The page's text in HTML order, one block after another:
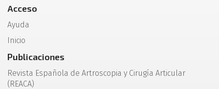
Acceso
Ayuda
Inicio
Publicaciones
Revista Española de Artroscopia y Cirugía Articular
(REACA)